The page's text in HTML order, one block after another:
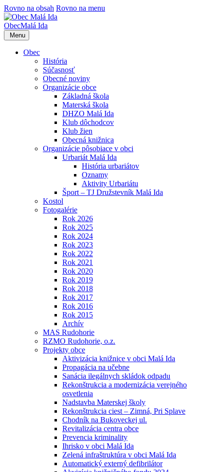
Rovno na obsah Rovno na menu
ObecMalá Ida
Menu
Obec
História
Súčasnosť
Obecné noviny
Organizácie obce
Základná škola
Materská škola
DHZO Malá Ida
Klub dôchodcov
Klub žien
Obecná knižnica
Organizácie pôsobiace v obci
Urbariát Malá Ida
História urbariátov
Oznamy
Aktivity Urbariátu
Šport – TJ Družstevník Malá Ida
Kostol
Fotogalérie
Rok 2026
Rok 2025
Rok 2024
Rok 2023
Rok 2022
Rok 2021
Rok 2020
Rok 2019
Rok 2018
Rok 2017
Rok 2016
Rok 2015
Archív
MAS Rudohorie
RZMO Rudohorie, o.z.
Projekty obce
Aktivizácia knižnice v obci Malá Ida
Propagácia na učebne
Sanácia ilegálnych skládok odpadu
Rekonštrukcia a modernizácia verejného
osvetlenia
Nadstavba Materskej školy
Rekonštrukcia ciest – Zimná, Pri Splave
Chodník na Bukoveckej ul.
Revitalizácia centra obce
Prevencia kriminality
Ihrisko v obci Malá Ida
Zelená infraštruktúra v obci Malá Ida
Automatický externý defibrilátor